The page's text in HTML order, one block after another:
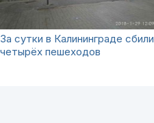
За сутки в Калининграде сбили
четырёх пешеходов